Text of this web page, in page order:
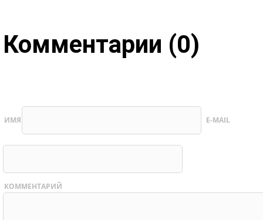
Комментарии (0)
ИМЯ E-MAIL
КОММЕНТАРИЙ